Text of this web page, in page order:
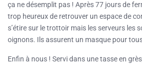
ça ne désemplit pas ! Après 77 jours de
trop heureux de retrouver un espace de
s’étire sur le trottoir mais les serveurs les
oignons. Ils assurent un masque pour
Enfin à nous ! Servi dans une tasse en